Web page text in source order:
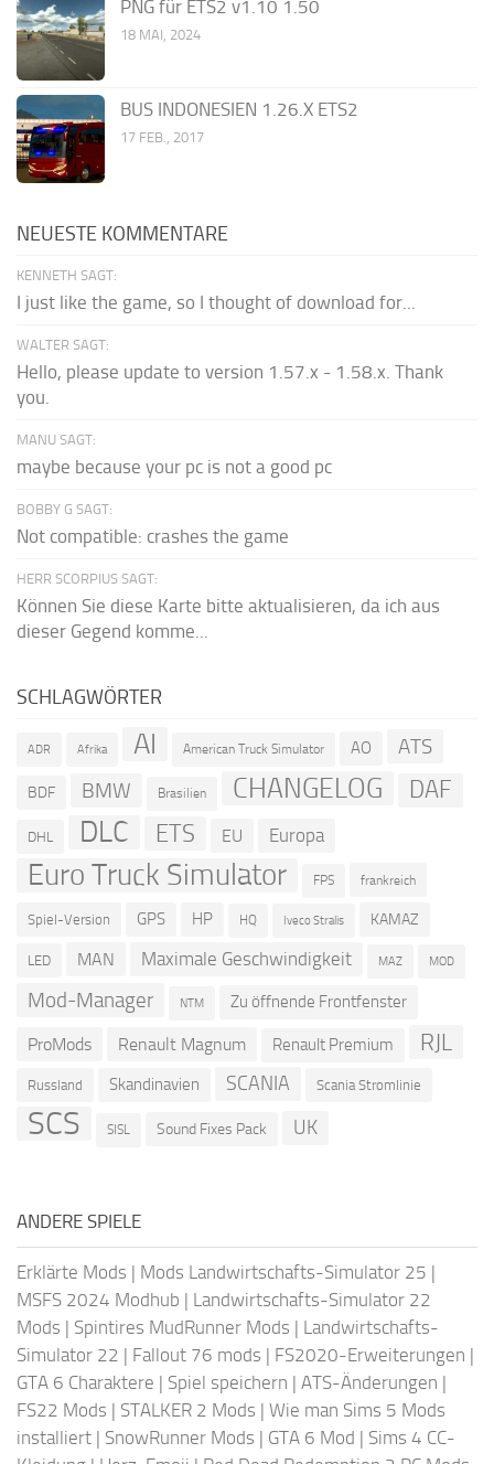
PNG für ETS2 v1.10 1.50
18 MAI, 2024
BUS INDONESIEN 1.26.X ETS2
17 FEB., 2017
NEUESTE KOMMENTARE
KENNETH SAGT:
I just like the game, so I thought of download for...
WALTER SAGT:
Hello, please update to version 1.57.x - 1.58.x. Thank
you.
MANU SAGT:
maybe because your pc is not a good pc
BOBBY G SAGT:
Not compatible: crashes the game
HERR SCORPIUS SAGT:
Können Sie diese Karte bitte aktualisieren, da ich aus
dieser Gegend komme...
SCHLAGWÖRTER
ADR Afrika AI American Truck Simulator AO ATS
BDF BMW Brasilien CHANGELOG DAF
DHL DLC ETS EU Europa
Euro Truck Simulator FPS frankreich
Spiel-Version GPS HP HQ Iveco Stralis KAMAZ
LED MAN Maximale Geschwindigkeit MAZ MOD
Mod-Manager NTM Zu öffnende Frontfenster
ProMods Renault Magnum Renault Premium RJL
Russland Skandinavien SCANIA Scania Stromlinie
SCS SISL Sound Fixes Pack UK
ANDERE SPIELE
Erklärte Mods | Mods Landwirtschafts-Simulator 25 |
MSFS 2024 Modhub | Landwirtschafts-Simulator 22
Mods | Spintires MudRunner Mods | Landwirtschafts-
Simulator 22 | Fallout 76 mods | FS2020-Erweiterungen |
GTA 6 Charaktere | Spiel speichern | ATS-Änderungen |
FS22 Mods | STALKER 2 Mods | Wie man Sims 5 Mods
installiert | SnowRunner Mods | GTA 6 Mod | Sims 4 CC-